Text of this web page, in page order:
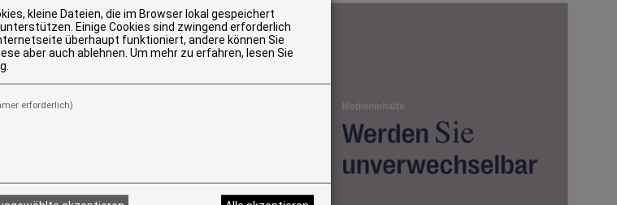
kleine Dateien, die im Browser lokal gespeichert
Einige Cookies sind zwingend erforderlich
überhaupt funktioniert, andere können Sie
aber auch ablehnen. Um mehr zu erfahren, lesen Sie
erforderlich)